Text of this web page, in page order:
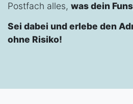
Postfach alles, was dein
Sei dabei und erlebe den
ohne Risiko!